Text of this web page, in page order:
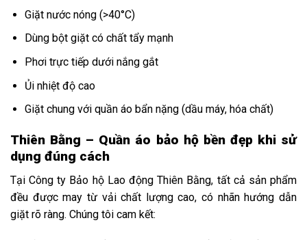
Giặt nước nóng (>40°C)
Dùng bột giặt có chất tẩy mạnh
Phơi trực tiếp dưới nắng gắt
Ủi nhiệt độ cao
Giặt chung với quần áo bẩn nặng (dầu máy, hóa chất)
Thiên Bằng – Quần áo bảo hộ bền đẹp khi sử
dụng đúng cách
Tại Công ty Bảo hộ Lao động Thiên Bằng, tất cả sản phẩm
đều được may từ vải chất lượng cao, có nhãn hướng dẫn
giặt rõ ràng. Chúng tôi cam kết: